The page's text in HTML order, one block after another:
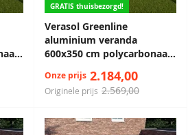
GRATIS thuisbezorgd!
Verasol Greenline
aluminium veranda
600x350 cm polycarbonaat
Originele prijs 2.569,00
Onze prijs 2.184,00